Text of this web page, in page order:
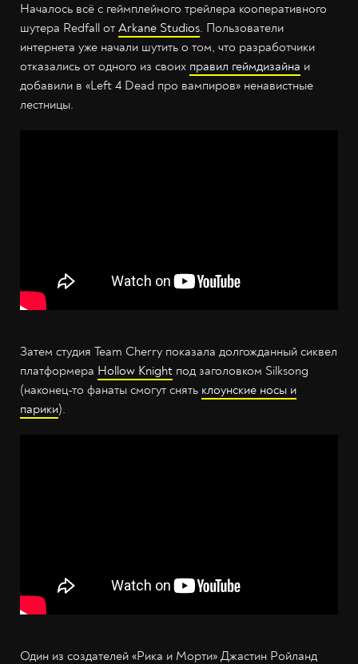
Началось всё с геймплейного трейлера кооперативного
шутера Redfall от Arkane Studios. Пользователи
интернета уже начали шутить о том, что разработчики
отказались от одного из своих правил геймдизайна и
добавили в «Left 4 Dead про вампиров» ненавистные
лестницы.
Затем студия Team Cherry показала долгожданный сиквел
платформера Hollow Knight под заголовком Silksong
(наконец-то фанаты смогут снять клоунские носы и
парики).
Один из создателей «Рика и Морти» Джастин Ройланд